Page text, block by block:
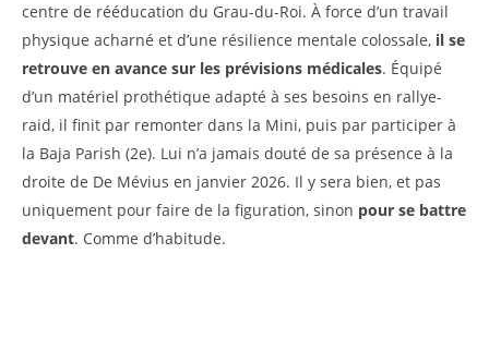
centre de rééducation du Grau-du-Roi. À force d’un travail
physique acharné et d’une résilience mentale colossale, il se
retrouve en avance sur les prévisions médicales. Équipé
d’un matériel prothétique adapté à ses besoins en rallye-
raid, il finit par remonter dans la Mini, puis par participer à
la Baja Parish (2e). Lui n’a jamais douté de sa présence à la
droite de De Mévius en janvier 2026. Il y sera bien, et pas
uniquement pour faire de la figuration, sinon pour se battre
devant. Comme d’habitude.